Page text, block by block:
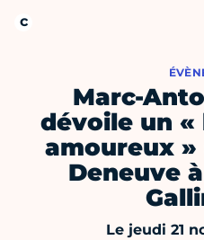
Marc-
dévoile un
amoureux
Deneuve
Le jeudi 21